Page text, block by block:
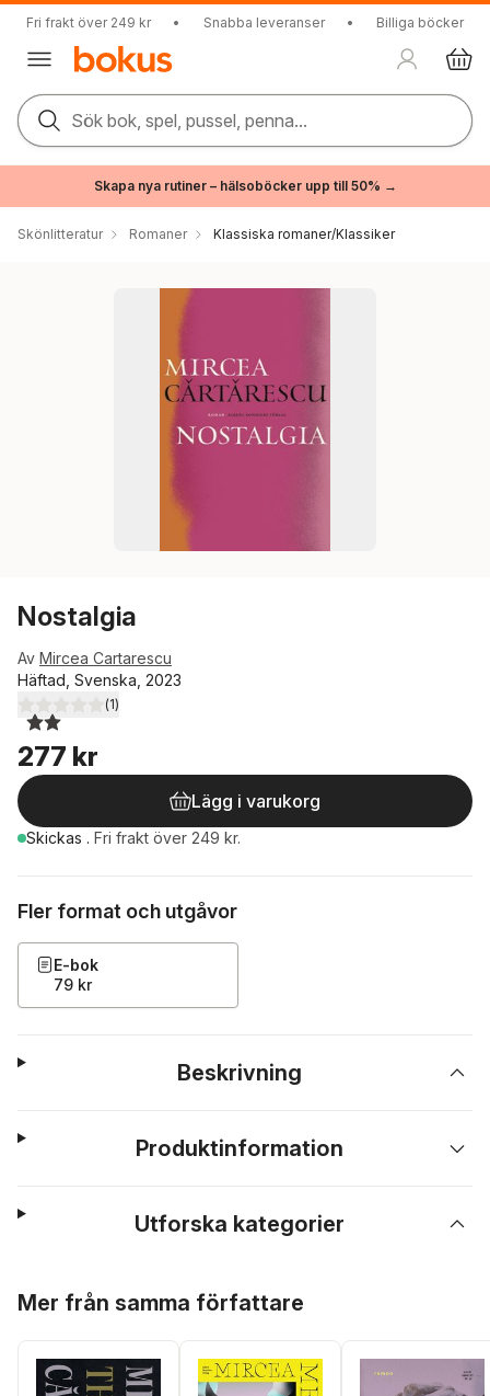
Fri frakt över 249 kr • Snabba leveranser • Billiga böcker
Sök bok, spel, pussel, penna...
Skapa nya rutiner – hälsoböcker upp till 50% →
Skönlitteratur Romaner Klassiska romaner/Klassiker
Nostalgia
Av Mircea Cartarescu
Häftad, Svenska, 2023
2,0utav 5 stjärnor. Totalt antal röster:
(1)
277 kr
Lägg i varukorg
Skickas . Fri frakt över 249 kr.
Fler format och utgåvor
E-bok
79 kr
Beskrivning
Produktinformation
Utforska kategorier
Mer från samma författare